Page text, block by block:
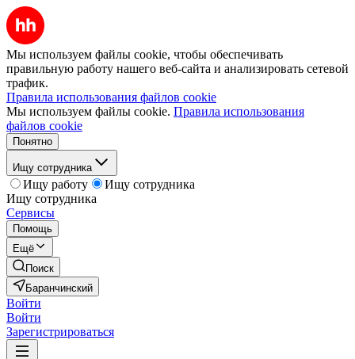
Мы используем файлы cookie, чтобы обеспечивать
правильную работу нашего веб-сайта и анализировать сетевой
трафик.
Правила использования файлов cookie
Мы используем файлы cookie. Правила использования
файлов cookie
Понятно
Ищу сотрудника
Ищу работу
Ищу сотрудника
Ищу сотрудника
Сервисы
Помощь
Ещё
Поиск
Баранчинский
Войти
Войти
Зарегистрироваться